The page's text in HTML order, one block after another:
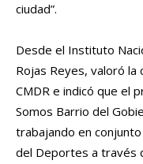
ciudad”.
Desde el Instituto
Rojas Reyes, valoró la
CMDR e indicó que el
Somos Barrio del
trabajando en
del Deportes a través